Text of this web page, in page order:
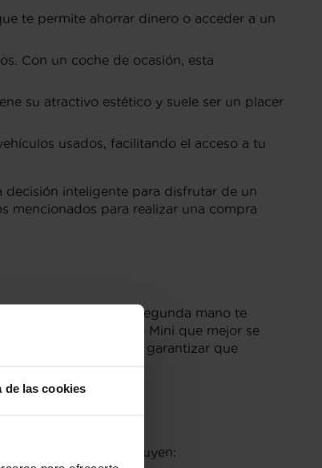
de las cookies
te permite ahorrar dinero o acceder a un
Con un coche de ocasión, esta
su atractivo estético y suele ser un placer
usados, facilitando el acceso a tu
decisión inteligente para disfrutar de un
mencionados para realizar una compra
de vehículos Mini de segunda mano te
a encontrar el modelo Mini que mejor se
cada vehículo para garantizar que
incluyen: